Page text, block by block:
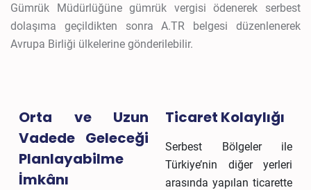
Gümrük Müdürlüğüne gümrük vergisi ödenerek serbest
dolaşıma geçildikten sonra A.TR belgesi düzenlenerek
Avrupa Birliği ülkelerine gönderilebilir.
Orta ve Uzun
Vadede Geleceği
Planlayabilme
İmkânı
Ticaret Kolaylığı
Serbest Bölgeler ile
Türkiye’nin diğer yerleri
arasında yapılan ticarette